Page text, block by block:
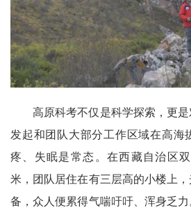
高原科考不仅是科学探索，更
发起和团队大部分工作区域在高海
疼、失眠是常态。在西藏自治区
米，团队居住在有三层高的小楼上
备，众人便累得气喘吁吁、浑身乏